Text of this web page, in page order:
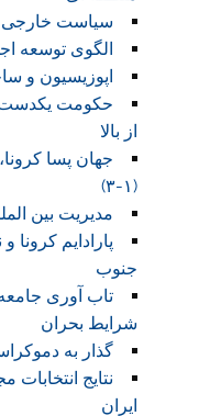
سیاست خارجی
الگوی توسعه
اپوزیسیون و
حکومت یکدست
از بالا
جهان پسا
(۱-۳)
مدیریت بین
پارادایم
جنوب
تاب آوری
شرایط بحران
گذار به
نتایج
ایران